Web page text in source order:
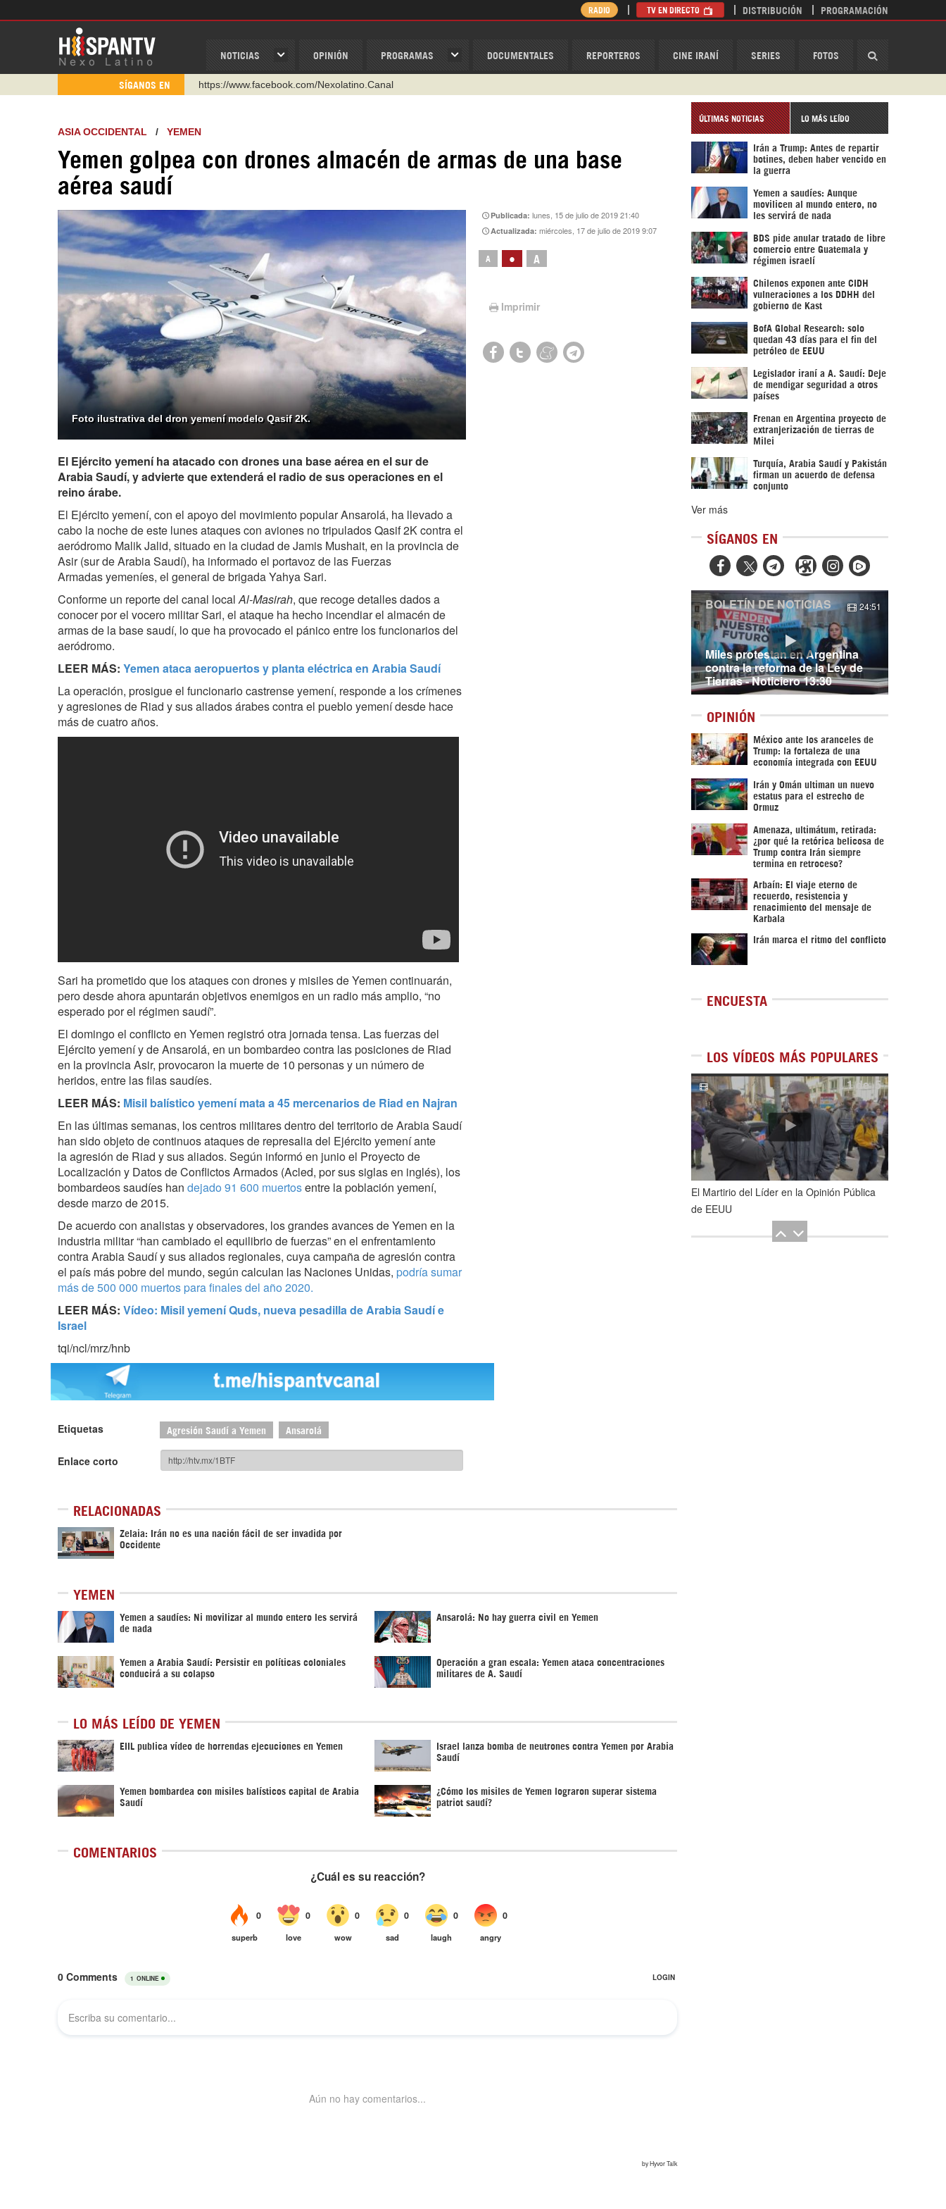
NOTICIAS OPINIÓN PROGRAMAS DOCUMENTALES REPORTEROS CINE IRANÍ SERIES FOTOS
RADIO TV EN DIRECTO DISTRIBUCIÓN PROGRAMACIÓN
SÍGANOS EN
https://www.facebook.com/Nexolatino.Canal
http://twitter.com/nexo_latino
https://urmedium.com/c/hispantv
Instagram como: hispan_tv
ASIA OCCIDENTAL / YEMEN
Yemen golpea con drones almacén de armas de una base
aérea saudí
Foto ilustrativa del dron yemení modelo Qasif 2K.
Publicada:lunes, 15 de julio de 2019 21:40
Actualizada:miércoles, 17 de julio de 2019 9:07
A • A
Imprimir
El Ejército yemení ha atacado con drones una base aérea en el sur de
Arabia Saudí, y advierte que extenderá el radio de sus operaciones en el
reino árabe.
El Ejército yemení, con el apoyo del movimiento popular Ansarolá, ha llevado a
cabo la noche de este lunes ataques con aviones no tripulados Qasif 2K contra el
aeródromo Malik Jalid, situado en la ciudad de Jamis Mushait, en la provincia de
Asir (sur de Arabia Saudí), ha informado el portavoz de las Fuerzas
Armadas yemeníes, el general de brigada Yahya Sari.
Conforme un reporte del canal localAl-Masirah, que recoge detalles dados a
conocer por el vocero militar Sari, el ataque ha hecho incendiar el almacén de
armas de la base saudí, lo que ha provocado el pánico entre los funcionarios del
aeródromo.
LEER MÁS: Yemen ataca aeropuertos y planta eléctrica en Arabia Saudí
La operación, prosigue el funcionario castrense yemení, responde a los crímenes
y agresiones de Riad y sus aliados árabes contra el pueblo yemení desde hace
más de cuatro años.
Sari ha prometido que los ataques con drones y misiles de Yemen continuarán,
pero desde ahora apuntarán objetivos enemigos en un radio más amplio, “no
esperado por el régimen saudí”.
El domingo el conflicto en Yemen registró otra jornada tensa. Las fuerzas del
Ejército yemení y de Ansarolá, en un bombardeo contra las posiciones de Riad
en la provincia Asir, provocaron la muerte de 10 personas y un número de
heridos, entre las filas saudíes.
LEER MÁS: Misil balístico yemení mata a 45 mercenarios de Riad en Najran
En las últimas semanas, los centros militares dentro del territorio de Arabia Saudí
han sido objeto de continuos ataques de represalia del Ejército yemení ante
la agresión de Riad y sus aliados. Según informó en junio el Proyecto de
Localización y Datos de Conflictos Armados (Acled, por sus siglas en inglés), los
bombardeos saudíes han dejado 91 600 muertosentre la población yemení,
desde marzo de 2015.
De acuerdo con analistas y observadores, los grandes avances de Yemen en la
industria militar “han cambiado el equilibrio de fuerzas”en el enfrentamiento
contra Arabia Saudí y sus aliados regionales, cuya campaña de agresión contra
el país más pobre del mundo, según calculan las Naciones Unidas, podría sumar
más de 500 000 muertos para finales del año 2020.
LEER MÁS: Vídeo: Misil yemení Quds, nueva pesadilla de Arabia Saudí e
Israel
tqi/ncl/mrz/hnb
Etiquetas Agresión Saudí a Yemen Ansarolá
Enlace corto
RELACIONADAS
Zelaia: Irán no es una nación fácil de ser invadida por
Occidente
YEMEN
Yemen a saudíes: Ni movilizar al mundo entero les servirá
de nada
Ansarolá: No hay guerra civil en Yemen
Yemen a Arabia Saudí: Persistir en políticas coloniales
conducirá a su colapso
Operación a gran escala: Yemen ataca concentraciones
militares de A. Saudí
LO MÁS LEÍDO DE YEMEN
EIIL publica vídeo de horrendas ejecuciones en Yemen Israel lanza bomba de neutrones contra Yemen por Arabia
Saudí
Yemen bombardea con misiles balísticos capital de Arabia
Saudí
¿Cómo los misiles de Yemen lograron superar sistema
patriot saudí?
COMENTARIOS
ÚLTIMAS NOTICIAS LO MÁS LEÍDO
Irán a Trump: Antes de repartir
botines, deben haber vencido en
la guerra
Yemen a saudíes: Aunque
movilicen al mundo entero, no
les servirá de nada
BDS pide anular tratado de libre
comercio entre Guatemala y
régimen israelí
Chilenos exponen ante CIDH
vulneraciones a los DDHH del
gobierno de Kast
BofA Global Research: solo
quedan 43 días para el fin del
petróleo de EEUU
Legislador iraní a A. Saudí: Deje
de mendigar seguridad a otros
países
Frenan en Argentina proyecto de
extranjerización de tierras de
Milei
Turquía, Arabia Saudí y Pakistán
firman un acuerdo de defensa
conjunto
Ver más
SÍGANOS EN
  
Miles protestan en Argentina
contra la reforma de la Ley de
Tierras - Noticiero 13:30
BOLETÍN DE NOTICIAS 24:51
OPINIÓN
México ante los aranceles de
Trump: la fortaleza de una
economía integrada con EEUU
Irán y Omán ultiman un nuevo
estatus para el estrecho de
Ormuz
Amenaza, ultimátum, retirada:
¿por qué la retórica belicosa de
Trump contra Irán siempre
termina en retroceso?
Arbaín: El viaje eterno de
recuerdo, resistencia y
renacimiento del mensaje de
Karbala
Irán marca el ritmo del conflicto
ENCUESTA
LOS VÍDEOS MÁS POPULARES
1de5
El Martirio del Líder en la Opinión Pública
de EEUU